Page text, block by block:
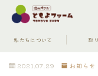
MENU
私たちについて 取
2021.07.29 お知らせ